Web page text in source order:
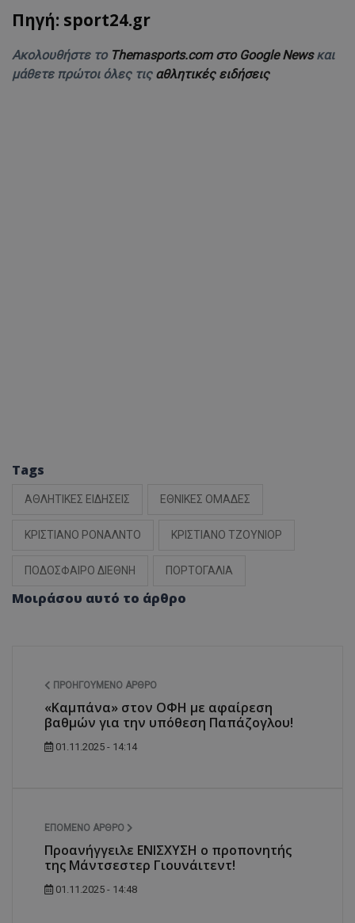
Πηγή: sport24.gr
Ακολουθήστε το Themasports.com στο Google Newsκαι
μάθετε πρώτοι όλες τις αθλητικές ειδήσεις
Tags
ΑΘΛΗΤΙΚΕΣ ΕΙΔΗΣΕΙΣ ΕΘΝΙΚΕΣ ΟΜΑΔΕΣ
ΚΡΙΣΤΙΑΝΟ ΡΟΝΑΛΝΤΟ ΚΡΙΣΤΙΑΝΟ ΤΖΟΥΝΙΟΡ
ΠΟΔΟΣΦΑΙΡΟ ΔΙΕΘΝΗ ΠΟΡΤΟΓΑΛΙΑ
Μοιράσου αυτό το άρθρο
ΠΡΟΗΓΟΎΜΕΝΟ ΆΡΘΡΟ
«Καμπάνα» στον ΟΦΗ με αφαίρεση
βαθμών για την υπόθεση Παπάζογλου!
01.11.2025 - 14:14
ΕΠΌΜΕΝΟ ΆΡΘΡΟ
Προανήγγειλε ENΙΣΧΥΣΗ ο προπονητής
της Μάντσεστερ Γιουνάιτεντ!
01.11.2025 - 14:48